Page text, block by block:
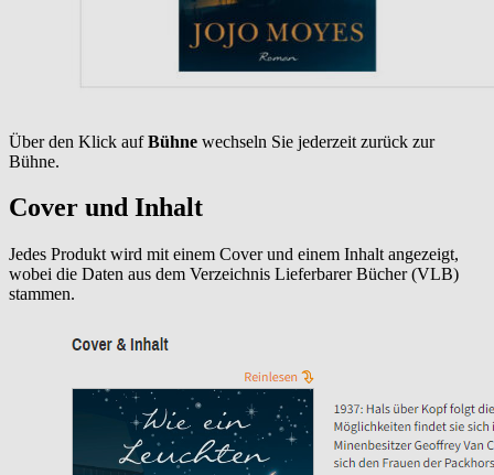
Über den Klick aufBühne wechseln Sie jederzeit zurück zur
Bühne.
Cover und Inhalt
Jedes Produkt wird mit einem Cover und einem Inhalt angezeigt,
wobei die Daten aus dem Verzeichnis Lieferbarer Bücher (VLB)
stammen.